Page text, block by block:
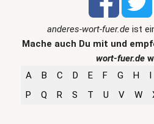
anderes-wort-fuer.deist
Mache auch Du mit und
wort-fuer.de
A
B C D E F G H I
P
Q R S T U V W